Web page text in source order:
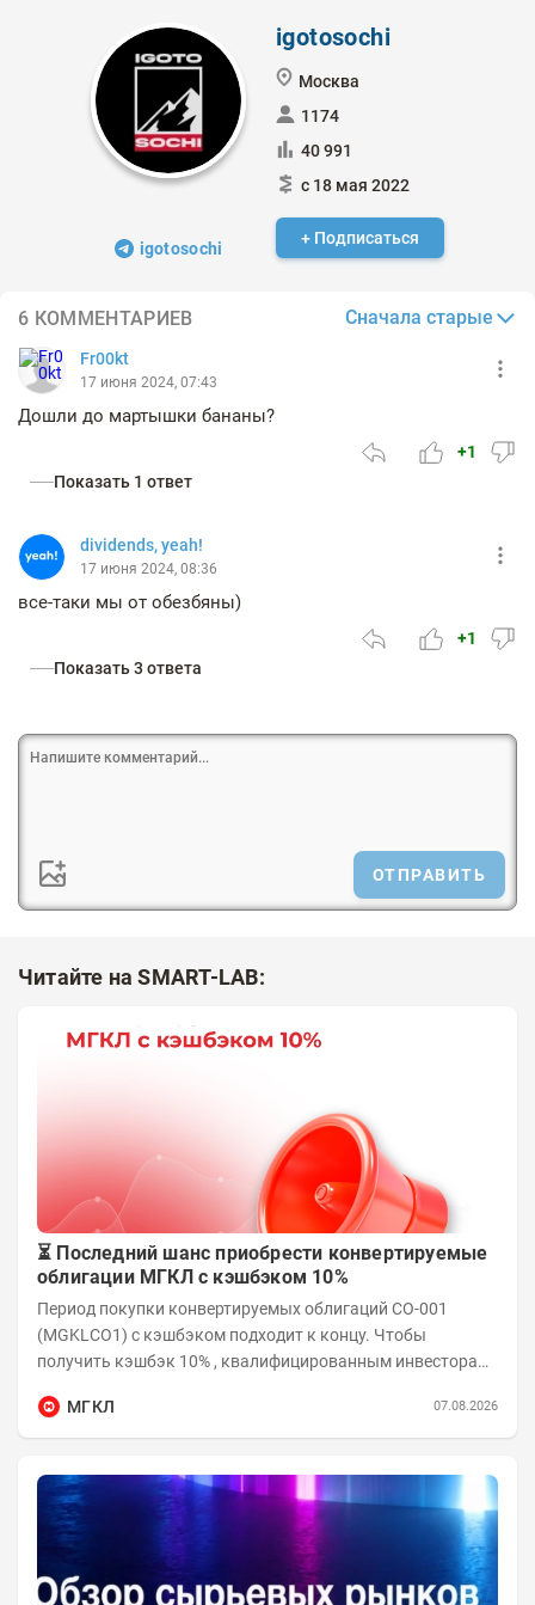
igotosochi
igotosochi
Москва
1174
40 991
с 18 мая 2022
+ Подписаться
6 КОММЕНТАРИЕВ Сначала старые
Fr00kt
17 июня 2024, 07:43
Дошли до мартышки бананы?
+1
Показать 1 ответ
dividends, yeah!
17 июня 2024, 08:36
все-таки мы от обезбяны)
+1
Показать 3 ответа
ОТПРАВИТЬ
Читайте на SMART-LAB:
⏳ Последний шанс приобрести конвертируемые
облигации МГКЛ с кэшбэком 10%
Период покупки конвертируемых облигаций СО-001
(MGKLCO1) с кэшбэком подходит к концу. Чтобы
получить кэшбэк 10% , квалифицированным инвесторам
МГКЛ
07.08.2026